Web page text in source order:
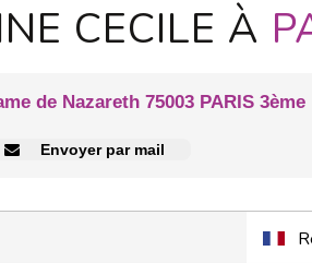
CECILE À
de Nazareth 75003 PARIS 3ème
Envoyer par mail